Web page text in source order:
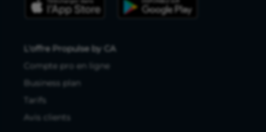
L'offre Propulse by CA
Compte pro en ligne
Business plan
Tarifs
Avis clients